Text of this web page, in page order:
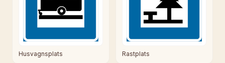
Husvagnsplats Rastplats